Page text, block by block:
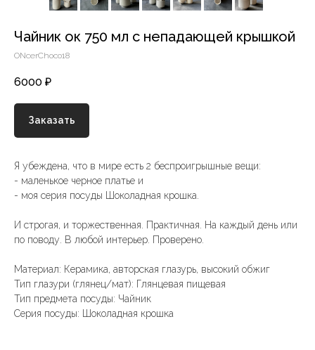
Чайник ок 750 мл с непадающей крышкой
ONcerChoco18
6000 ₽
Заказать
Я убеждена, что в мире есть 2 беспроигрышные вещи:
- маленькое черное платье и
- моя серия посуды Шоколадная крошка.
И строгая, и торжественная. Практичная. На каждый день или
по поводу. В любой интерьер. Проверено.
Материал: Керамика, авторская глазурь, высокий обжиг
Тип глазури (глянец/мат): Глянцевая пищевая
Тип предмета посуды: Чайник
Серия посуды: Шоколадная крошка